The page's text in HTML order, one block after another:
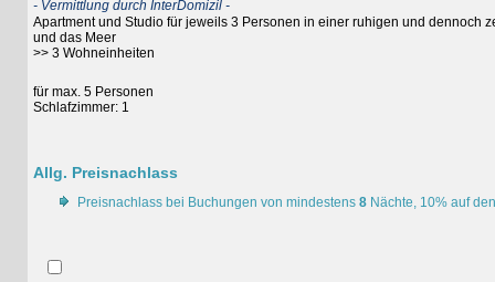
- Vermittlung durch InterDomizil -
Apartment und Studio für jeweils 3 Personen in einer ruhigen und dennoch
und das Meer
>> 3 Wohneinheiten
für max. 5 Personen
Schlafzimmer: 1
Allg. Preisnachlass
Preisnachlass bei Buchungen von mindestens8Nächte, 10% auf den